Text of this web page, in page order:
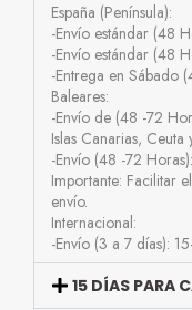
España (Península):
-Envío estándar (48
-Envío estándar (48
-Entrega en Sábado
Baleares:
-Envío de (48 -72
Islas Canarias, Ceuta
-Envío (48 -72
Importante: Facilitar
envío.
Internacional:
-Envío (3 a 7 días):
15 DÍAS PARA